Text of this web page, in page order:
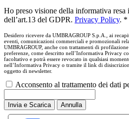
Ho preso visione della informativa resa
dell’art.13 del GDPR. Privacy Policy. *
Desidero ricevere da UMBRAGROUP S.p.A., ai
eventi, comunicazioni commerciali e promozionali
UMBRAGROUP, anche con trattamenti di
preferenze, come descritto nell’Informativa Privacy
facoltativo e potrà essere revocato in qualsiasi
nell’Informativa Privacy o tramite il link di
oggetto di newsletter.
Acconsento al trattamento dei dati
Invia e Scarica Annulla